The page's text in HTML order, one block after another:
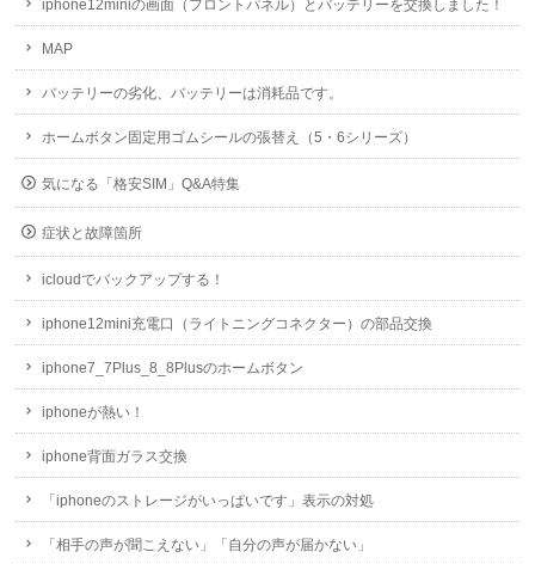
iphone12miniの画面（フロントパネル）とバッテリーを交換しました！
MAP
バッテリーの劣化、バッテリーは消耗品です。
ホームボタン固定用ゴムシールの張替え（5・6シリーズ）
気になる「格安SIM」Q&A特集
症状と故障箇所
icloudでバックアップする！
iphone12mini充電口（ライトニングコネクター）の部品交換
iphone7_7Plus_8_8Plusのホームボタン
iphoneが熱い！
iphone背面ガラス交換
「iphoneのストレージがいっぱいです」表示の対処
「相手の声が聞こえない」「自分の声が届かない」